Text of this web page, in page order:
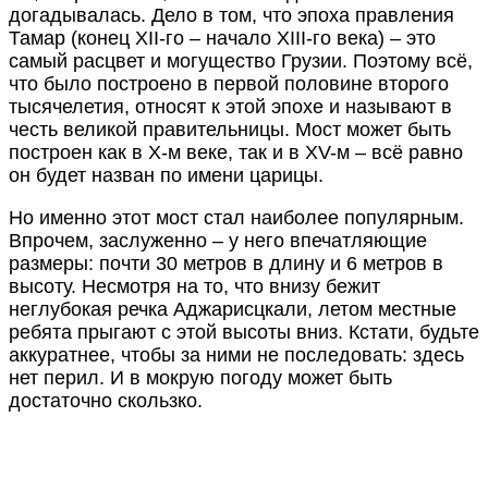
догадывалась. Дело в том, что эпоха правления
Тамар (конец XII-го – начало XIII-го века) – это
самый расцвет и могущество Грузии. Поэтому всё,
что было построено в первой половине второго
тысячелетия, относят к этой эпохе и называют в
честь великой правительницы. Мост может быть
построен как в X-м веке, так и в XV-м – всё равно
он будет назван по имени царицы.
Но именно этот мост стал наиболее популярным.
Впрочем, заслуженно – у него впечатляющие
размеры: почти 30 метров в длину и 6 метров в
высоту. Несмотря на то, что внизу бежит
неглубокая речка Аджарисцкали, летом местные
ребята прыгают с этой высоты вниз. Кстати, будьте
аккуратнее, чтобы за ними не последовать: здесь
нет перил. И в мокрую погоду может быть
достаточно скользко.